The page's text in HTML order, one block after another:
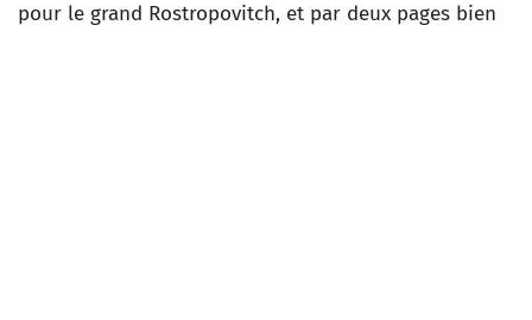
pour le grand Rostropovitch, et par deux pages bien